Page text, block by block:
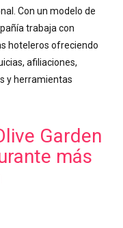
Con un modelo de
trabaja con
hoteleros ofreciendo
afiliaciones,
y herramientas
Garden
más